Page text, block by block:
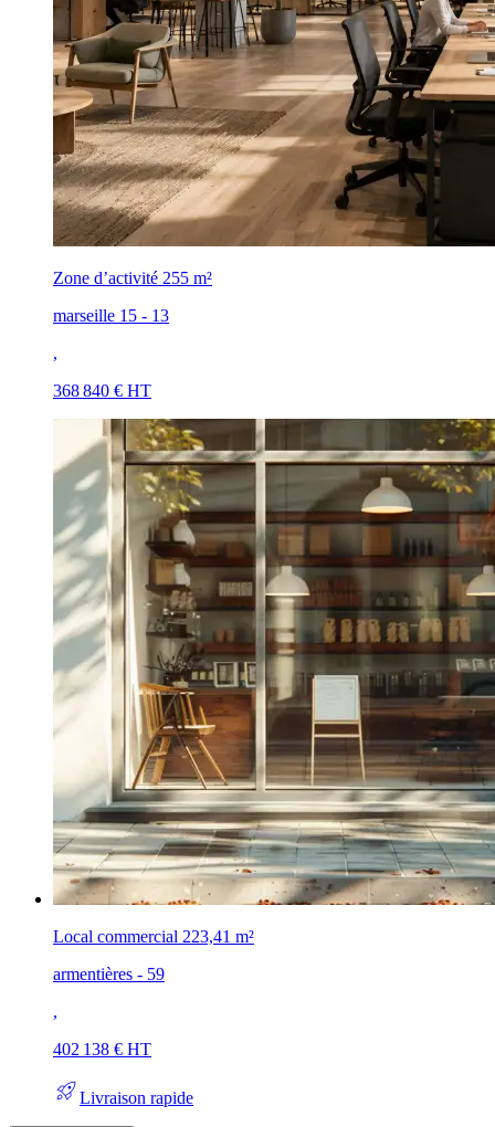
Zone d’activité 255 m²
marseille 15 - 13
,
368 840 € HT
Local commercial 223,41 m²
armentières - 59
,
402 138 € HT
rocket_launchLivraison rapide